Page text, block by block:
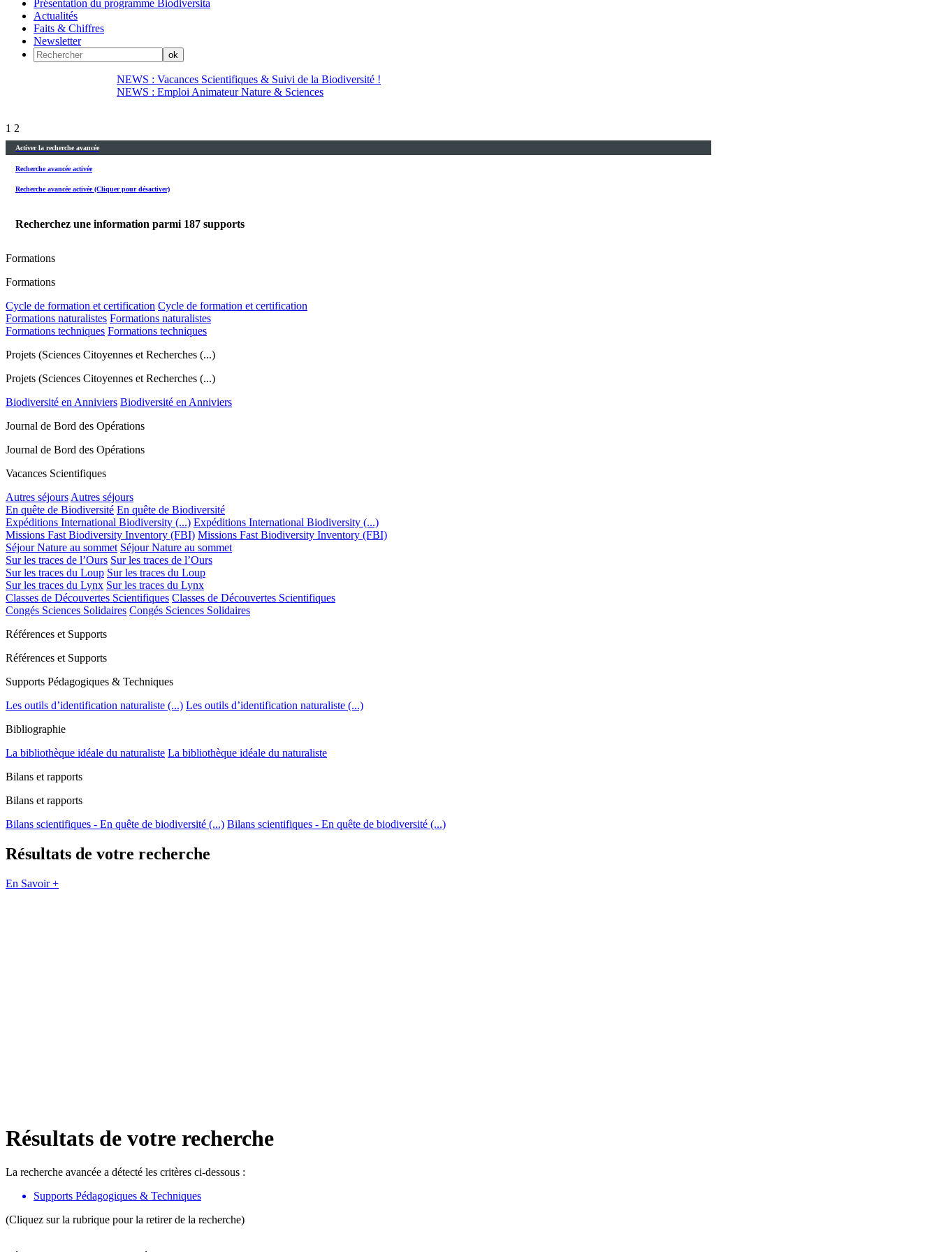
Présentation du programme Biodiversita
Actualités
Faits & Chiffres
Newsletter
NEWS : Vacances Scientifiques & Suivi de la Biodiversité !
NEWS : Emploi Animateur Nature & Sciences
1 2
Activer la recherche avancée
Recherche avancée activée
Recherche avancée activée (Cliquer pour désactiver)
Recherchez une information parmi 187 supports
Formations
Formations
Cycle de formation et certification Cycle de formation et certification
Formations naturalistes Formations naturalistes
Formations techniques Formations techniques
Projets (Sciences Citoyennes et Recherches (...)
Projets (Sciences Citoyennes et Recherches (...)
Biodiversité en Anniviers Biodiversité en Anniviers
Journal de Bord des Opérations
Journal de Bord des Opérations
Vacances Scientifiques
Autres séjoursAutres séjours
En quête de Biodiversité En quête de Biodiversité
Expéditions International Biodiversity (...) Expéditions International Biodiversity (...)
Missions Fast Biodiversity Inventory (FBI) Missions Fast Biodiversity Inventory (FBI)
Séjour Nature au sommet Séjour Nature au sommet
Sur les traces de l’Ours Sur les traces de l’Ours
Sur les traces du Loup Sur les traces du Loup
Sur les traces du Lynx Sur les traces du Lynx
Classes de Découvertes Scientifiques Classes de Découvertes Scientifiques
Congés Sciences Solidaires Congés Sciences Solidaires
Références et Supports
Références et Supports
Supports Pédagogiques & Techniques
Les outils d’identification naturaliste (...) Les outils d’identification naturaliste (...)
Bibliographie
La bibliothèque idéale du naturaliste La bibliothèque idéale du naturaliste
Bilans et rapports
Bilans et rapports
Bilans scientifiques - En quête de biodiversité (...) Bilans scientifiques - En quête de biodiversité (...)
Résultats de votre recherche
En Savoir +
Résultats de votre recherche
La recherche avancée a détecté les critères ci-dessous :
Supports Pédagogiques & Techniques
(Cliquez sur la rubrique pour la retirer de la recherche)